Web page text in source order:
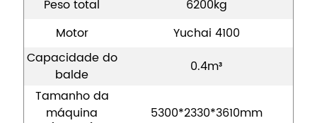
Peso total
6200kg
Motor
Yuchai 4100
Capacidade do
balde
0.4m³
Tamanho da
máquina
5300*2330*3610mm